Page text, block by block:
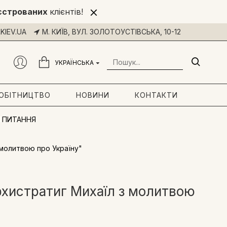
клієнтів!
М. КИЇВ, ВУЛ. ЗОЛОТОУСТІВСЬКА, 10-12
УКРАЇНСЬКА
НОВИНИ КОНТАКТИ
про Україну"
Михаїл з молитвою